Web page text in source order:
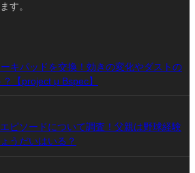
す。
キパッドを交換！効きの変化やダストの
【project μ Bspec】
ピソードについて調査！父親は野球経験
うだいはいる？